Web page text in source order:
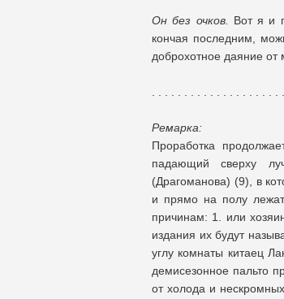
Он без очков.
Вот я и
кончая последним,
доброхотное даяние от
Ремарка:
Проработка
падающий сверху
(Драгоманова) (9), в
и прямо на полу
причинам: 1. или
издания их будут
углу комнаты китаец
демисезонное пальто
от холода и